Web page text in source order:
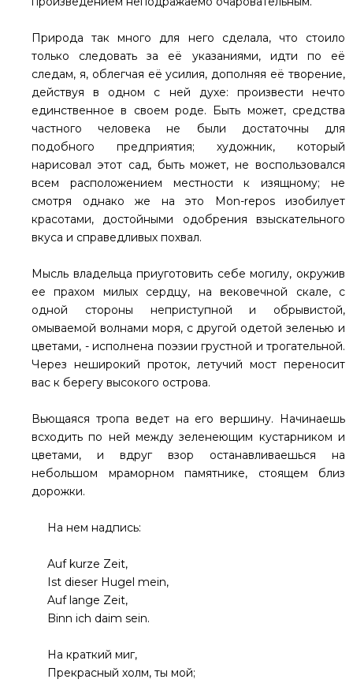
Природа так много для него сделала, что стоило
только следовать за её указаниями, идти по её
следам, я, облегчая её усилия, дополняя её творение,
действуя в одном с ней духе: произвести нечто
единственное в своем роде. Быть может, средства
частного человека не были достаточны для
подобного предприятия; художник, который
нарисовал этот сад, быть может, не воспользовался
всем расположением местности к изящному; не
смотря однако же на это Mon-repos изобилует
красотами, достойными одобрения взыскательного
вкуса и справедливых похвал.
Мысль владельца приуготовить себе могилу, окружив
ее прахом милых сердцу, на вековечной скале, с
одной стороны неприступной и обрывистой,
омываемой волнами моря, с другой одетой зеленью и
цветами, - исполнена поэзии грустной и трогательной.
Через неширокий проток, летучий мост переносит
вас к берегу высокого острова.
Вьющаяся тропа ведет на его вершину. Начинаешь
всходить по ней между зеленеющим кустарником и
цветами, и вдруг взор останавливаешься на
небольшом мраморном памятнике, стоящем близ
дорожки.
На нем надпись:
Auf kurze Zeit,
Ist dieser Hugel mein,
Auf lange Zeit,
Binn ich daim sein.
Нa краткий миг,
Прекрасный холм, ты мой;